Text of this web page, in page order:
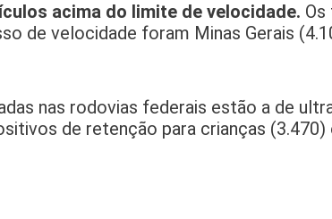
acima do limite de velocidade.
de velocidade foram Minas Gerais
nas rodovias federais estão a de
de retenção para crianças